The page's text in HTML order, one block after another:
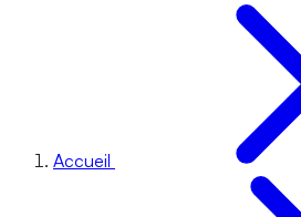
Accueil